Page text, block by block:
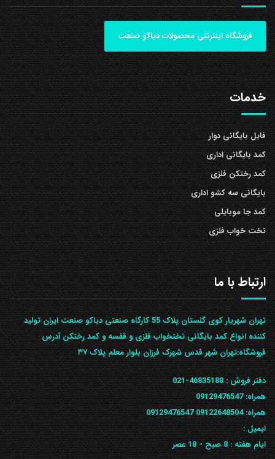
فروشگاه اینترنتی محصولات دیاکو صنعت
خدمات
فایل بایگانی دوار
کمد بایگانی اداری
کمد رختکن فلزی
بایگانی سه کشو اداری
کمد جا موبایلی
تخت خواب فلزی
ارتباط با ما
تهران شهریار کوی گلستان پلاک 55 کارگاه صنعتی دیاکو صنعت ایران تولید
کننده انواع کمد بایگانی تختخواب فلزی و قفسه و کمد رختکن آدرس
ف‍روشگاه:تهران شهر قدس شهرک فرزان بلوار معلم پلاک ۳۷
دفتر فروش :46835188-021
همراه:09129476547
همراه: 09122648504
09129476547
ایمیل :
ایام هفته :8 صبح - 18 عصر